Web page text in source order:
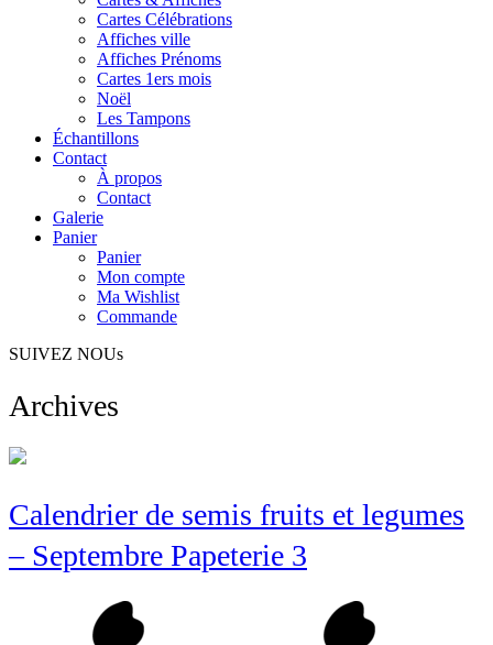
Cartes Célébrations
Affiches ville
Affiches Prénoms
Cartes 1ers mois
Noël
Les Tampons
Échantillons
Contact
À propos
Contact
Galerie
Panier
Panier
Mon compte
Ma Wishlist
Commande
SUIVEZ NOUs
Archives
Calendrier de semis fruits et legumes
– Septembre Papeterie 3